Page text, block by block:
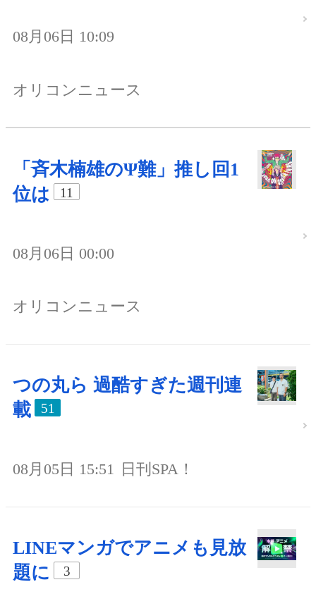
08月06日 10:09
オリコンニュース
「斉木楠雄のΨ難」推し回1
位は
11
08月06日 00:00
オリコンニュース
つの丸ら 過酷すぎた週刊連
載
51
08月05日 15:51 日刊SPA！
LINEマンガでアニメも見放
題に
3